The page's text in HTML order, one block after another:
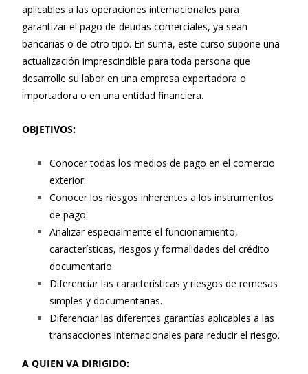
aplicables a las operaciones internacionales para
garantizar el pago de deudas comerciales, ya sean
bancarias o de otro tipo. En suma, este curso supone una
actualización imprescindible para toda persona que
desarrolle su labor en una empresa exportadora o
importadora o en una entidad financiera.
OBJETIVOS:
Conocer todas los medios de pago en el comercio
exterior.
Conocer los riesgos inherentes a los instrumentos
de pago.
Analizar especialmente el funcionamiento,
características, riesgos y formalidades del crédito
documentario.
Diferenciar las características y riesgos de remesas
simples y documentarias.
Diferenciar las diferentes garantías aplicables a las
transacciones internacionales para reducir el riesgo.
A QUIEN VA DIRIGIDO: